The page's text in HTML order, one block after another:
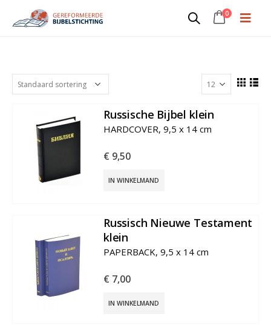
0
Russische Bijbel klein
€ 9,50
IN WINKELMAND
Russisch Nieuwe Testament
klein
€ 7,00
IN WINKELMAND